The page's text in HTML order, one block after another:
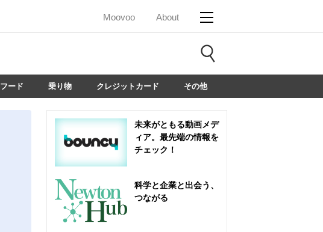
Moovoo About
フード 乗り物 クレジットカード その他
未来がともる動画メデ
ィア。最先端の情報を
チェック！
科学と企業と出会う、
つながる